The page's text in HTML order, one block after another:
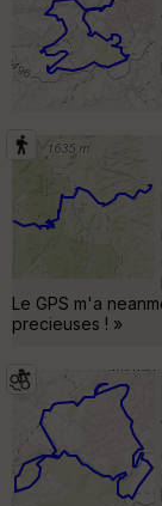
Le GPS m'a
precieuses ! »